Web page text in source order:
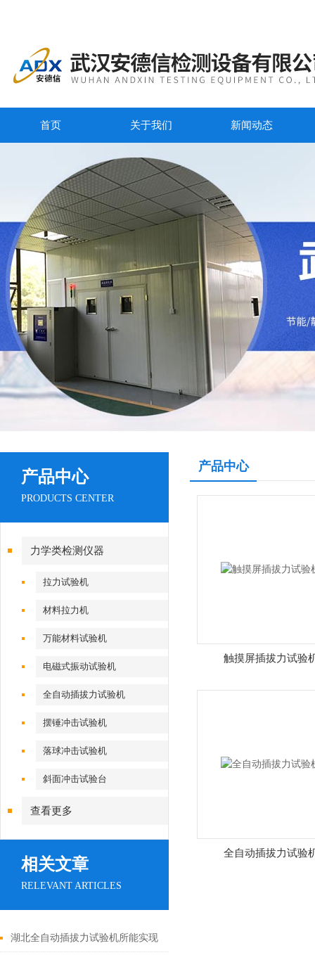
首页 关于我们 新闻动态
产品中心
PRODUCTS CENTER
力学类检测仪器
拉力试验机
材料拉力机
万能材料试验机
电磁式振动试验机
全自动插拔力试验机
摆锤冲击试验机
落球冲击试验机
斜面冲击试验台
查看更多
相关文章
RELEVANT ARTICLES
湖北全自动插拔力试验机所能实现
产品中心
触摸屏插拔力试验
全自动插拔力试验